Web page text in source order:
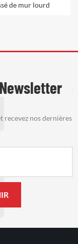
de mur lourd
recevez nos dernières